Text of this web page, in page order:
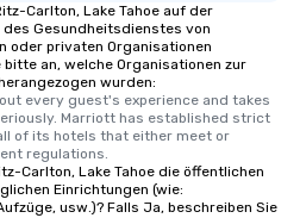
Carlton, Lake Tahoe auf der
Gesundheitsdienstes von
oder privaten Organisationen
an, welche Organisationen zur
wurden:
every guest's experience and takes
Marriott has established strict
of its hotels that either meet or
regulations.
Carlton, Lake Tahoe die öffentlichen
Einrichtungen (wie:
usw.)? Falls Ja, beschreiben Sie